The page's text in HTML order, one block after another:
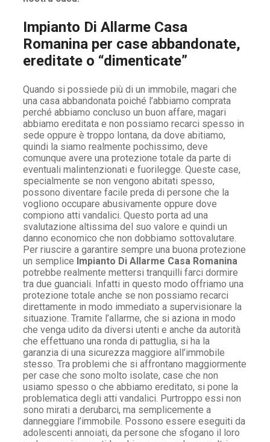
Impianto Di Allarme Casa
Romanina per case abbandonate,
ereditate o “dimenticate”
Quando si possiede più di un immobile, magari che
una casa abbandonata poiché l’abbiamo comprata
perché abbiamo concluso un buon affare, magari
abbiamo ereditata e non possiamo recarci spesso in
sede oppure è troppo lontana, da dove abitiamo,
quindi la siamo realmente pochissimo, deve
comunque avere una protezione totale da parte di
eventuali malintenzionati e fuorilegge. Queste case,
specialmente se non vengono abitati spesso,
possono diventare facile preda di persone che la
vogliono occupare abusivamente oppure dove
compiono atti vandalici. Questo porta ad una
svalutazione altissima del suo valore e quindi un
danno economico che non dobbiamo sottovalutare.
Per riuscire a garantire sempre una buona protezione
un semplice Impianto Di Allarme Casa Romanina
potrebbe realmente mettersi tranquilli farci dormire
tra due guanciali. Infatti in questo modo offriamo una
protezione totale anche se non possiamo recarci
direttamente in modo immediato a supervisionare la
situazione. Tramite l’allarme, che si aziona in modo
che venga udito da diversi utenti e anche da autorità
che effettuano una ronda di pattuglia, si ha la
garanzia di una sicurezza maggiore all’immobile
stesso. Tra problemi che si affrontano maggiormente
per case che sono molto isolate, case che non
usiamo spesso o che abbiamo ereditato, si pone la
problematica degli atti vandalici. Purtroppo essi non
sono mirati a derubarci, ma semplicemente a
danneggiare l’immobile. Possono essere eseguiti da
adolescenti annoiati, da persone che sfogano il loro